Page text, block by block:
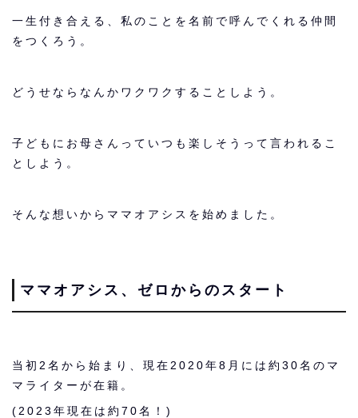
一生付き合える、私のことを名前で呼んでくれる仲間
をつくろう。
どうせならなんかワクワクすることしよう。
子どもにお母さんっていつも楽しそうって言われるこ
としよう。
そんな想いからママオアシスを始めました。
ママオアシス、ゼロからのスタート
当初2名から始まり、現在2020年8月には約30名のマ
マライターが在籍。
(2023年現在は約70名！)